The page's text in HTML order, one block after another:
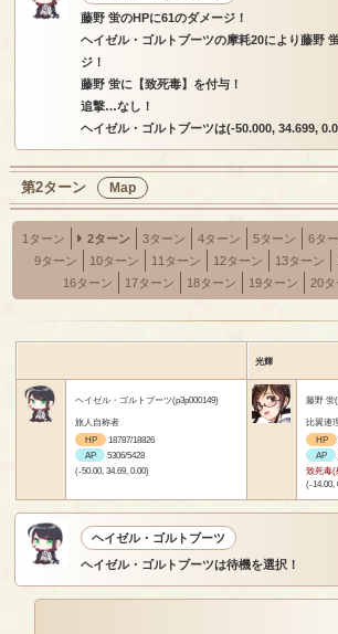
藤野 蛍のHPに61のダメージ！
ヘイゼル・ゴルトブーツの摩耗20により藤野
ジ！
藤野 蛍に【致死毒】を付与！
追撃…なし！
ヘイゼル・ゴルトブーツは(-50.000, 34.699,
第2ターン Map
1ターン 2ターン 3ターン 4ターン 5ターン 6タ
9ターン
10ターン 11ターン 12ターン 13ターン
16ターン
17ターン 18ターン 19ターン 20
光輝
ヘイゼル・ゴルトブーツ(p3p000149)
旅人自称者
HP
18787/18826
AP
5306/5428
(-50.00, 34.69, 0.00)
藤野 蛍
比翼連
HP
AP
致死毒(
(-14.00,
ヘイゼル・ゴルトブーツ
ヘイゼル・ゴルトブーツは待機を選択！